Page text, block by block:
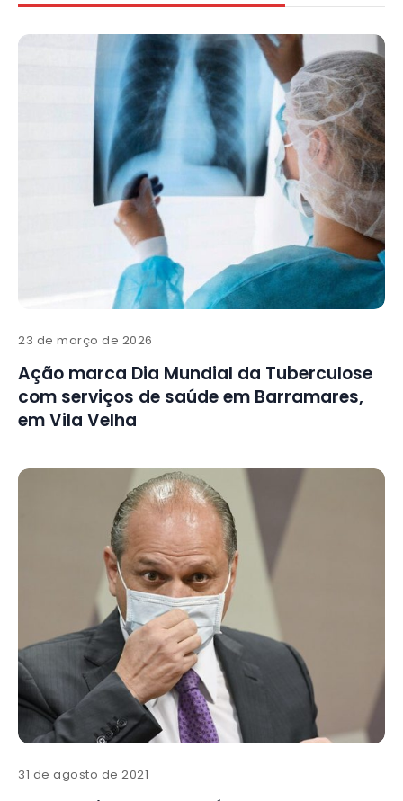
23 de março de 2026
Ação marca Dia Mundial da Tuberculose
com serviços de saúde em Barramares,
em Vila Velha
31 de agosto de 2021